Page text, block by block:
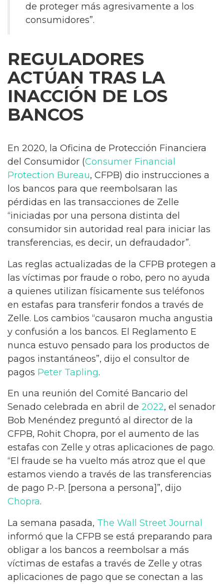
de proteger más agresivamente a los
consumidores”.
REGULADORES
ACTÚAN TRAS LA
INACCIÓN DE LOS
BANCOS
En 2020, la Oficina de Protección Financiera
del Consumidor (Consumer Financial
Protection Bureau, CFPB) dio instrucciones a
los bancos para que reembolsaran las
pérdidas en las transacciones de Zelle
“iniciadas por una persona distinta del
consumidor sin autoridad real para iniciar las
transferencias, es decir, un defraudador”.
Las reglas actualizadas de la CFPB protegen a
las víctimas por fraude o robo, pero no ayuda
a quienes utilizan físicamente sus teléfonos
en estafas para transferir fondos a través de
Zelle. Los cambios “causaron mucha angustia
y confusión a los bancos. El Reglamento E
nunca estuvo pensado para los productos de
pagos instantáneos”, dijo el consultor de
pagos Peter Tapling.
En una reunión del Comité Bancario del
Senado celebrada en abril de 2022, el senador
Bob Menéndez preguntó al director de la
CFPB, Rohit Chopra, por el aumento de las
estafas con Zelle y otras aplicaciones de pago.
“El fraude se ha vuelto más atroz que el que
estamos viendo a través de las transferencias
de pago P.-P. [persona a persona]”, dijo
Chopra.
La semana pasada, The Wall Street Journal
informó que la CFPB se está preparando para
obligar a los bancos a reembolsar a más
víctimas de estafas a través de Zelle y otras
aplicaciones de pago que se conectan a las